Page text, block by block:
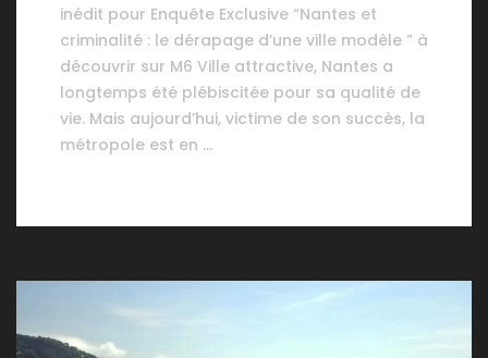
inédit pour Enquête Exclusive “Nantes et
criminalité : le dérapage d’une ville modèle ” à
découvrir sur M6 Ville attractive, Nantes a
longtemps été plébiscitée pour sa qualité de
vie. Mais aujourd’hui, victime de son succès, la
métropole est en …